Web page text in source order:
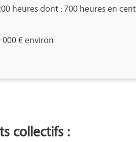
heures dont : 700 heures en
€ environ
collectifs :